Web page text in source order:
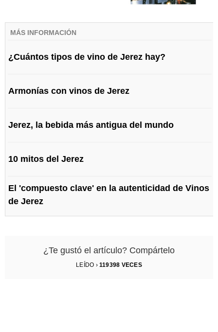
MÁS INFORMACIÓN
¿Cuántos tipos de vino de Jerez hay?
Armonías con vinos de Jerez
Jerez, la bebida más antigua del mundo
10 mitos del Jerez
El 'compuesto clave' en la autenticidad de Vinos
de Jerez
¿Te gustó el artículo? Compártelo
LEÍDO › 119398 VECES